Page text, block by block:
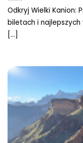
Odkryj Wielki Kanion:
biletach i najlepszych
[...]